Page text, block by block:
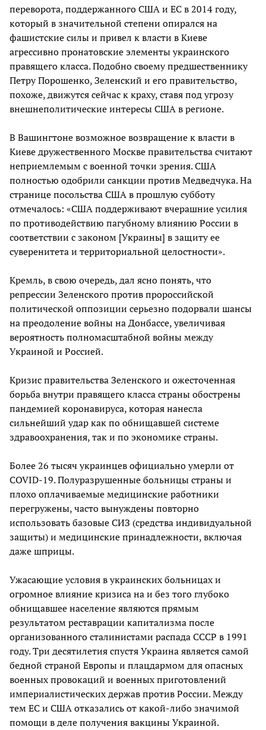
переворота, поддержанного США и ЕС в 2014 году,
который в значительной степени опирался на
фашистские силы и привел к власти в Киеве
агрессивно пронатовские элементы украинского
правящего класса. Подобно своему предшественнику
Петру Порошенко, Зеленский и его правительство,
похоже, движутся сейчас к краху, ставя под угрозу
внешнеполитические интересы США в регионе.
В Вашингтоне возможное возвращение к власти в
Киеве дружественного Москве правительства считают
неприемлемым с военной точки зрения. США
полностью одобрили санкции против Медведчука. На
странице посольства США в прошлую субботу
отмечалось: «США поддерживают вчерашние усилия
по противодействию пагубному влиянию России в
соответствии с законом [Украины] в защиту ее
суверенитета и территориальной целостности».
Кремль, в свою очередь, дал ясно понять, что
репрессии Зеленского против пророссийской
политической оппозиции серьезно подорвали шансы
на преодоление войны на Донбассе, увеличивая
вероятность полномасштабной войны между
Украиной и Россией.
Кризис правительства Зеленского и ожесточенная
борьба внутри правящего класса страны обострены
пандемией коронавируса, которая нанесла
сильнейший удар как по обнищавшей системе
здравоохранения, так и по экономике страны.
Более 26 тысяч украинцев официально умерли от
COVID-19. Полуразрушенные больницы страны и
плохо оплачиваемые медицинские работники
перегружены, часто вынуждены повторно
использовать базовые СИЗ (средства индивидуальной
защиты) и медицинские принадлежности, включая
даже шприцы.
Ужасающие условия в украинских больницах и
огромное влияние кризиса на и без того глубоко
обнищавшее население являются прямым
результатом реставрации капитализма после
организованного сталинистами распада СССР в 1991
году. Три десятилетия спустя Украина является самой
бедной страной Европы и плацдармом для опасных
военных провокаций и военных приготовлений
империалистических держав против России. Между
тем ЕС и США отказались от какой-либо значимой
помощи в деле получения вакцины Украиной.